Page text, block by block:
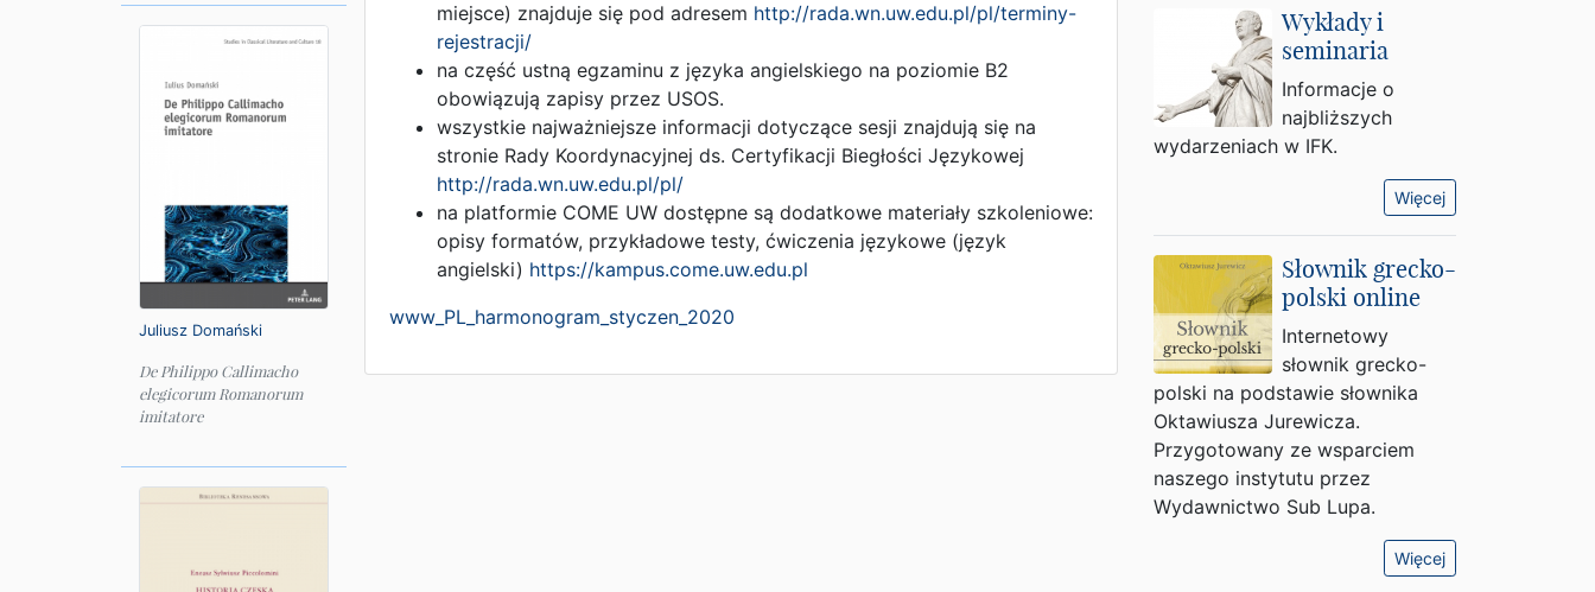
Juliusz Domański
De Philippo Callimacho
elegicorum Romanorum
imitatore
miejsce) znajduje się pod adresem http://rada.wn.uw.edu.pl/pl/terminy-
rejestracji/
na część ustną egzaminu z języka angielskiego na poziomie B2
obowiązują zapisy przez USOS.
wszystkie najważniejsze informacji dotyczące sesji znajdują się na
stronie Rady Koordynacyjnej ds. Certyfikacji Biegłości Językowej
http://rada.wn.uw.edu.pl/pl/
na platformie COME UW dostępne są dodatkowe materiały szkoleniowe:
opisy formatów, przykładowe testy, ćwiczenia językowe (język
angielski) https://kampus.come.uw.edu.pl
www_PL_harmonogram_styczen_2020
Wykłady i
seminaria
Informacje o
najbliższych
wydarzeniach w IFK.
Więcej
Słownik grecko-
polski online
Internetowy
słownik grecko-
polski na podstawie słownika
Oktawiusza Jurewicza.
Przygotowany ze wsparciem
naszego instytutu przez
Wydawnictwo Sub Lupa.
Więcej